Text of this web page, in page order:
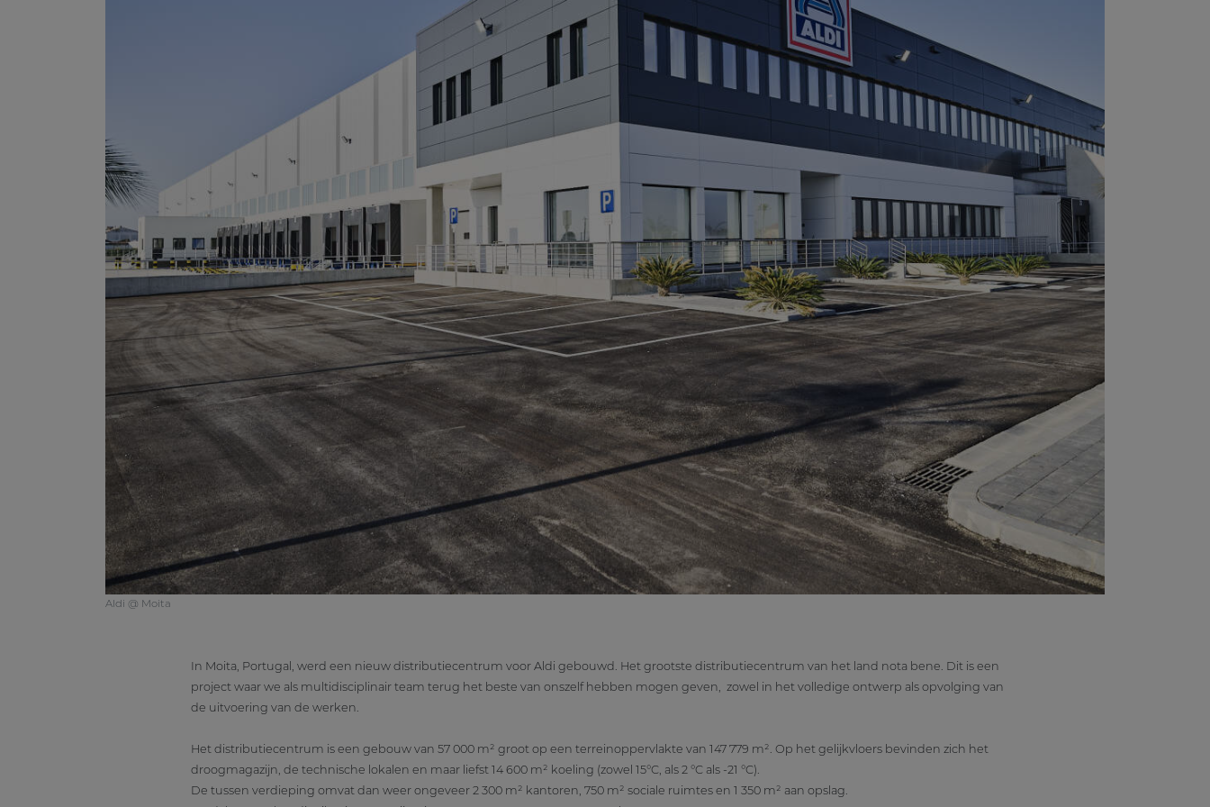
Aldi @ Moita
In Moita, Portugal, werd een nieuw distributiecentrum voor Aldi gebouwd. Het grootste distributiecentrum van het land nota bene. Dit is een
project waar we als multidisciplinair team terug het beste van onszelf hebben mogen geven, zowel in het volledige ontwerp als opvolging van
de uitvoering van de werken.
Het distributiecentrum is een gebouw van 57 000 m² groot op een terreinoppervlakte van 147 779 m². Op het gelijkvloers bevinden zich het
droogmagazijn, de technische lokalen en maar liefst 14 600 m² koeling (zowel 15°C, als 2 °C als -21 °C).
De tussen verdieping omvat dan weer ongeveer 2 300 m² kantoren, 750 m² sociale ruimtes en 1 350 m² aan opslag.